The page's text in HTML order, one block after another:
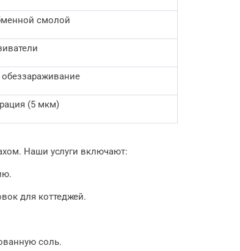
смолой
(5 мкм)
Наши услуги включают:
для коттеджей.
соль.